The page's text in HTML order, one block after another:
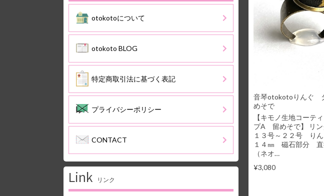
音琴otokotoりんぐ
めそで
【キモノ生地コーテ
プA 留めそで】 リ
１３号～２２号 り
１４㎜ 磁石部分 直
（ネオ…
¥3,080
otokotoについて
otokoto BLOG
特定商取引法に基づく表記
プライバシーポリシー
CONTACT
Link リンク